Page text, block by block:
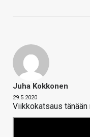
Juha Kokkonen
29.5.2020
Viikkokatsaus